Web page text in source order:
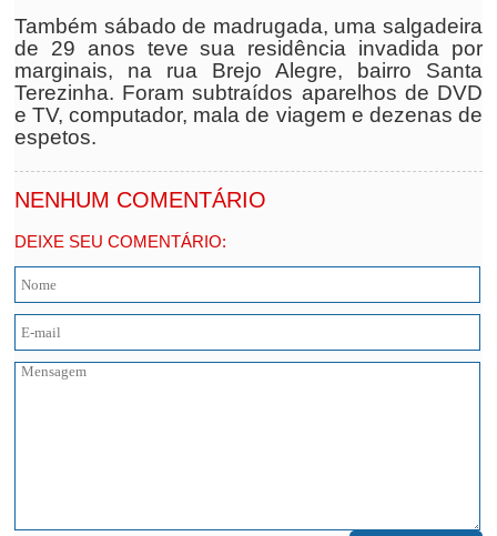
Também sábado de madrugada, uma salgadeira
de 29 anos teve sua residência invadida por
marginais, na rua Brejo Alegre, bairro Santa
Terezinha. Foram subtraídos aparelhos de DVD
e TV, computador, mala de viagem e dezenas de
espetos.
NENHUM COMENTÁRIO
DEIXE SEU COMENTÁRIO: